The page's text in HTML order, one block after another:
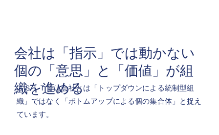
会社は「指示」では動かない
​個の「意思」と「価値」が組
織を進める
ＡＳＩＴでは会社とは「トップダウンによる統制型組
織」ではなく「ボトムアップによる個の集合体」と捉え
ています。